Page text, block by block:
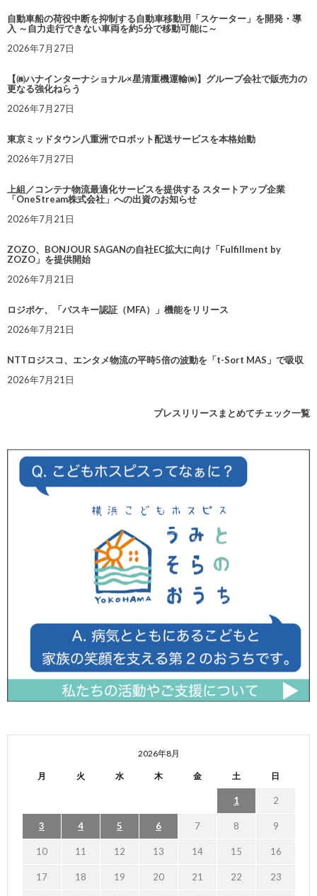
自動車船の荷役中断を抑制する自動車移動用「スケーター」を開発・導
入 ～自力走行できない車両を約5分で移動可能に～
2026年7月27日
【㈱ハナインターナショナル×星清重機運輸㈱】グループ会社で販売力の
更なる強化ねらう
2026年7月27日
東京ミッドタウン八重洲でロボット配送サービスを本格始動
2026年7月27日
上組／コンテナ物流最適化サービスを提供する スタートアップ企業
「OneStream株式会社」への出資のお知らせ
2026年7月21日
ZOZO、BONJOUR SAGANの自社EC拡大に向け「Fulfillment by
ZOZO」を提供開始
2026年7月21日
ロジポケ、「パスキー認証（MFA）」機能をリリース
2026年7月21日
NTTロジスコ、エンタメ物流の平時5倍の波動を「t-Sort MAS」で吸収
2026年7月21日
プレスリリースまとめてチェック一覧
2026年8月
月 火 水 木 金 土 日
1 2
3 4 5 6 7 8 9
10 11 12 13 14 15 16
17 18 19 20 21 22 23